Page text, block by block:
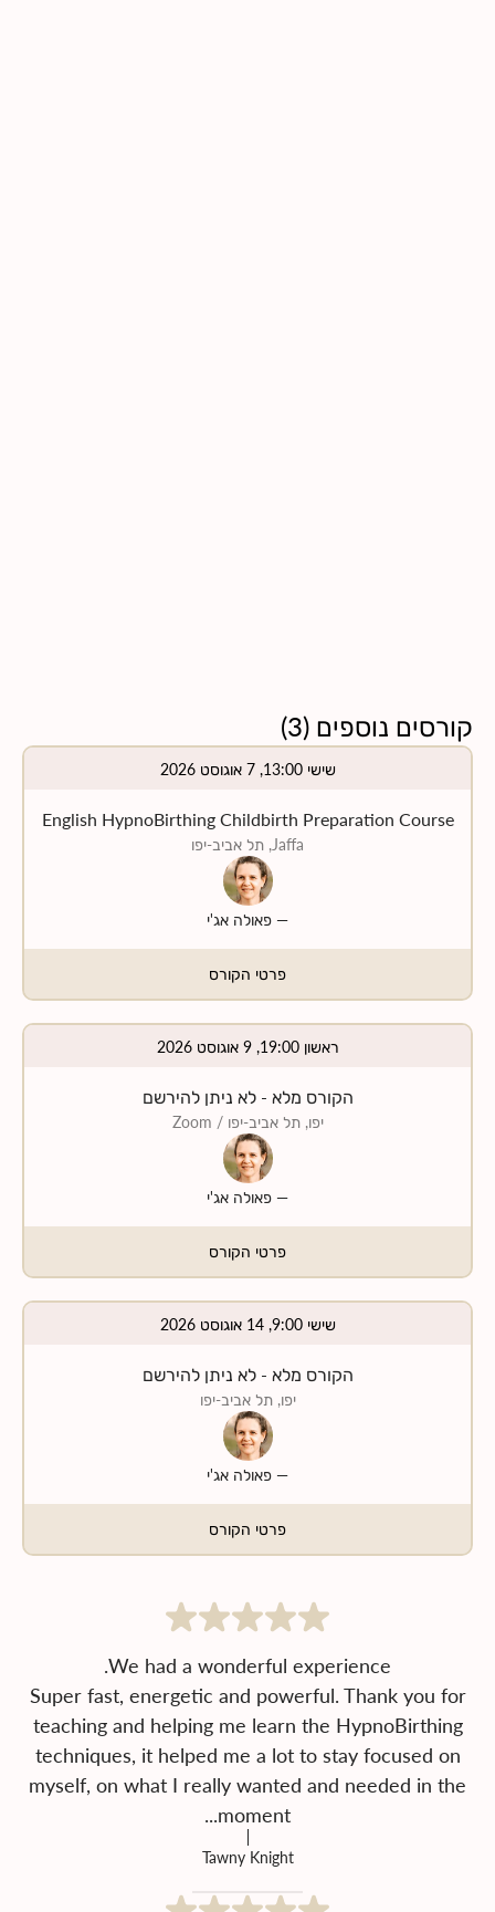
קורסים נוספים (
3
)
שישי 13:00, 7 אוגוסט 2026
English HypnoBirthing Childbirth Preparation Course
Jaffa, תל אביב-יפו
— פאולה אג'י
פרטי הקורס
ראשון 19:00, 9 אוגוסט 2026
הקורס מלא - לא ניתן להירשם
יפו, תל אביב-יפו / Zoom
— פאולה אג'י
פרטי הקורס
שישי 9:00, 14 אוגוסט 2026
הקורס מלא - לא ניתן להירשם
יפו, תל אביב-יפו
— פאולה אג'י
פרטי הקורס
Super fast, energetic and powerful. Thank you for
teaching and helping me learn the HypnoBirthing
techniques, it helped me a lot to stay focused on
myself, on what I really wanted and needed in the
moment...
Tawny Knight